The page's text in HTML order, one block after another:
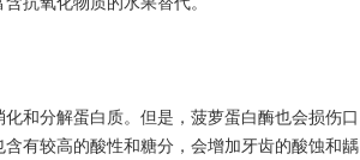
和分解蛋白质。但是，菠萝蛋白酶也会损伤口
有较高的酸性和糖分，会增加牙齿的酸蚀和龋